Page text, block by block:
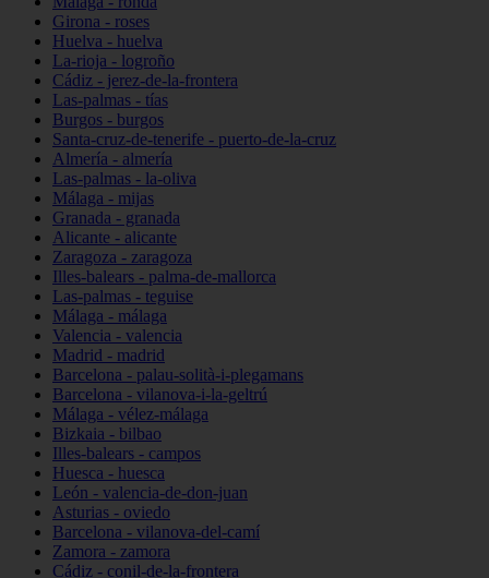
Girona - roses
Huelva - huelva
La-rioja - logroño
Cádiz - jerez-de-la-frontera
Las-palmas - tías
Burgos - burgos
Santa-cruz-de-tenerife - puerto-de-la-cruz
Almería - almería
Las-palmas - la-oliva
Málaga - mijas
Granada - granada
Alicante - alicante
Zaragoza - zaragoza
Illes-balears - palma-de-mallorca
Las-palmas - teguise
Málaga - málaga
Valencia - valencia
Madrid - madrid
Barcelona - palau-solità-i-plegamans
Barcelona - vilanova-i-la-geltrú
Málaga - vélez-málaga
Bizkaia - bilbao
Illes-balears - campos
Huesca - huesca
León - valencia-de-don-juan
Asturias - oviedo
Barcelona - vilanova-del-camí
Zamora - zamora
Cádiz - conil-de-la-frontera